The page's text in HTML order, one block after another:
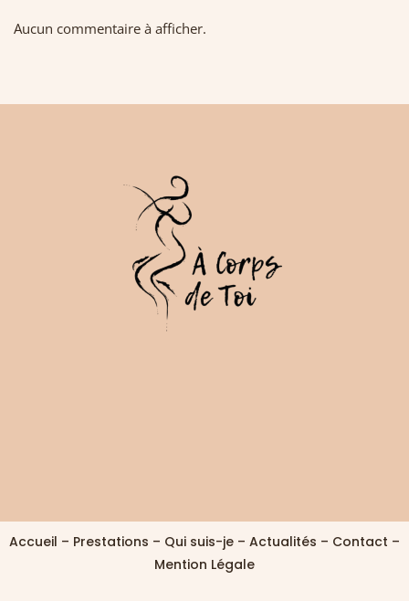
Aucun commentaire à afficher.
Accueil – Prestations – Qui suis-je – Actualités – Contact –
Mention Légale